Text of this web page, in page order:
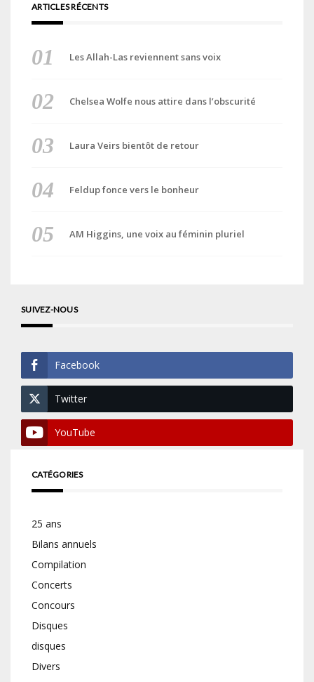
ARTICLES RÉCENTS
Les Allah-Las reviennent sans voix
Chelsea Wolfe nous attire dans l’obscurité
Laura Veirs bientôt de retour
Feldup fonce vers le bonheur
AM Higgins, une voix au féminin pluriel
SUIVEZ-NOUS
Facebook
Twitter
YouTube
CATÉGORIES
25 ans
Bilans annuels
Compilation
Concerts
Concours
Disques
disques
Divers